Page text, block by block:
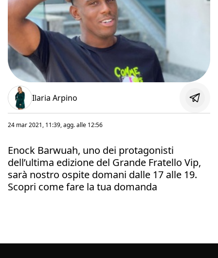
Ilaria Arpino
24 mar 2021, 11:39, agg. alle 12:56
Enock Barwuah, uno dei protagonisti
dell’ultima edizione del Grande Fratello Vip,
sarà nostro ospite domani dalle 17 alle 19.
Scopri come fare la tua domanda